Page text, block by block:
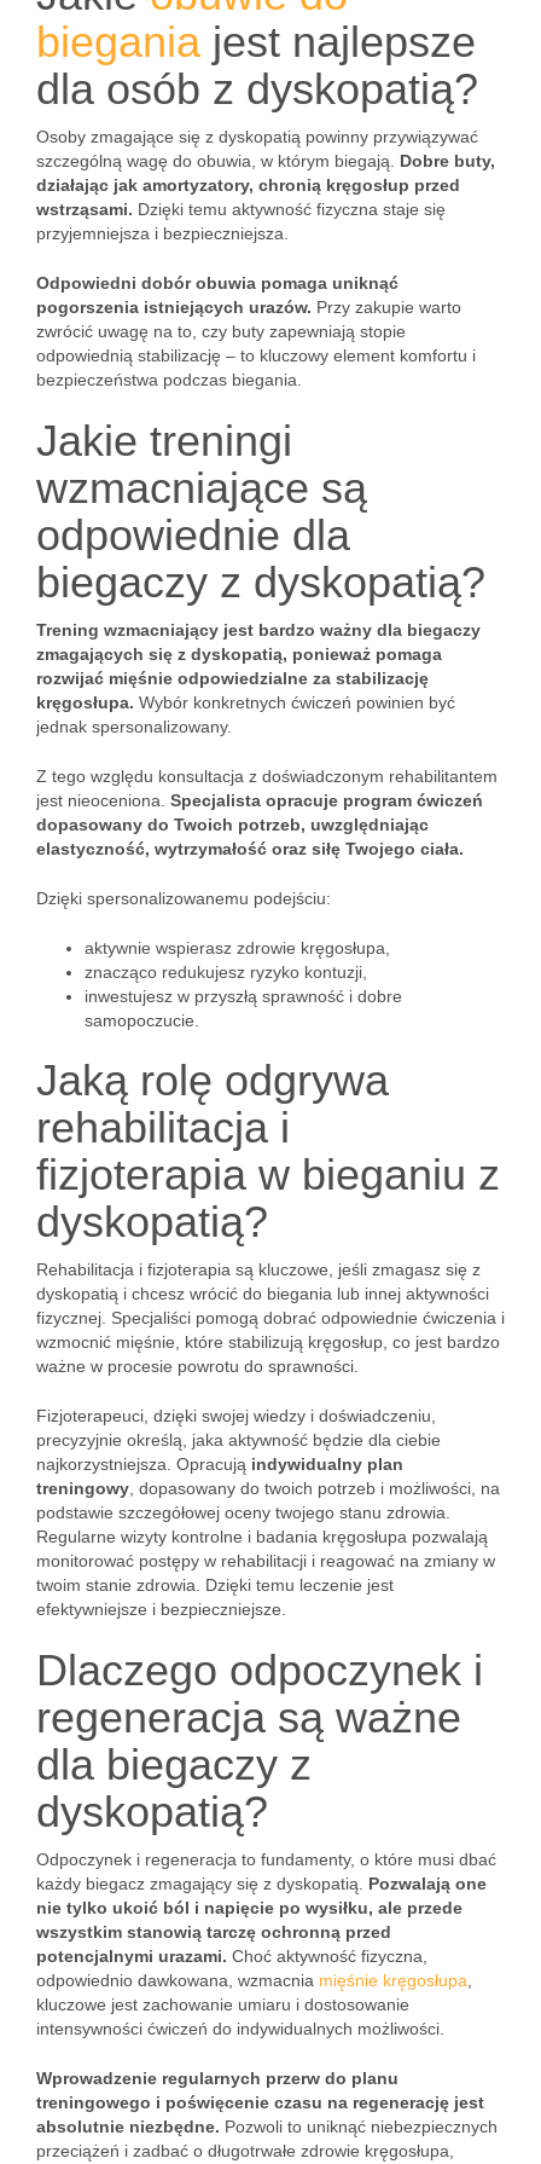
biegania jest najlepsze
dla osób z dyskopatią?
Osoby zmagające się z dyskopatią powinny przywiązywać
szczególną wagę do obuwia, w którym biegają. Dobre buty,
działając jak amortyzatory, chronią kręgosłup przed
wstrząsami. Dzięki temu aktywność fizyczna staje się
przyjemniejsza i bezpieczniejsza.
Odpowiedni dobór obuwia pomaga uniknąć
pogorszenia istniejących urazów. Przy zakupie warto
zwrócić uwagę na to, czy buty zapewniają stopie
odpowiednią stabilizację – to kluczowy element komfortu i
bezpieczeństwa podczas biegania.
Jakie treningi
wzmacniające są
odpowiednie dla
biegaczy z dyskopatią?
Trening wzmacniający jest bardzo ważny dla biegaczy
zmagających się z dyskopatią, ponieważ pomaga
rozwijać mięśnie odpowiedzialne za stabilizację
kręgosłupa. Wybór konkretnych ćwiczeń powinien być
jednak spersonalizowany.
Z tego względu konsultacja z doświadczonym rehabilitantem
jest nieoceniona. Specjalista opracuje program ćwiczeń
dopasowany do Twoich potrzeb, uwzględniając
elastyczność, wytrzymałość oraz siłę Twojego ciała.
Dzięki spersonalizowanemu podejściu:
aktywnie wspierasz zdrowie kręgosłupa,
znacząco redukujesz ryzyko kontuzji,
inwestujesz w przyszłą sprawność i dobre
samopoczucie.
Jaką rolę odgrywa
rehabilitacja i
fizjoterapia w bieganiu z
dyskopatią?
Rehabilitacja i fizjoterapia są kluczowe, jeśli zmagasz się z
dyskopatią i chcesz wrócić do biegania lub innej aktywności
fizycznej. Specjaliści pomogą dobrać odpowiednie ćwiczenia i
wzmocnić mięśnie, które stabilizują kręgosłup, co jest bardzo
ważne w procesie powrotu do sprawności.
Fizjoterapeuci, dzięki swojej wiedzy i doświadczeniu,
precyzyjnie określą, jaka aktywność będzie dla ciebie
najkorzystniejsza. Opracują indywidualny plan
treningowy , dopasowany do twoich potrzeb i możliwości, na
podstawie szczegółowej oceny twojego stanu zdrowia.
Regularne wizyty kontrolne i badania kręgosłupa pozwalają
monitorować postępy w rehabilitacji i reagować na zmiany w
twoim stanie zdrowia. Dzięki temu leczenie jest
efektywniejsze i bezpieczniejsze.
Dlaczego odpoczynek i
regeneracja są ważne
dla biegaczy z
dyskopatią?
Odpoczynek i regeneracja to fundamenty, o które musi dbać
każdy biegacz zmagający się z dyskopatią. Pozwalają one
nie tylko ukoić ból i napięcie po wysiłku, ale przede
wszystkim stanowią tarczę ochronną przed
potencjalnymi urazami. Choć aktywność fizyczna,
odpowiednio dawkowana, wzmacnia mięśnie kręgosłupa
kluczowe jest zachowanie umiaru i dostosowanie
intensywności ćwiczeń do indywidualnych możliwości.
Wprowadzenie regularnych przerw do planu
treningowego i poświęcenie czasu na regenerację jest
absolutnie niezbędne. Pozwoli to uniknąć niebezpiecznych
przeciążeń i zadbać o długotrwałe zdrowie kręgosłupa,